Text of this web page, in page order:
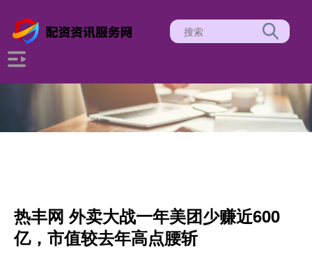
热丰网 外卖大战一年美团少赚近600
亿，市值较去年高点腰斩